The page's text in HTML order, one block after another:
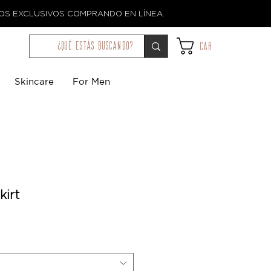
EXCLUSIVOS COMPRANDO EN LÍNEA.
¿qué estás buscando? Car
Skincare For Men